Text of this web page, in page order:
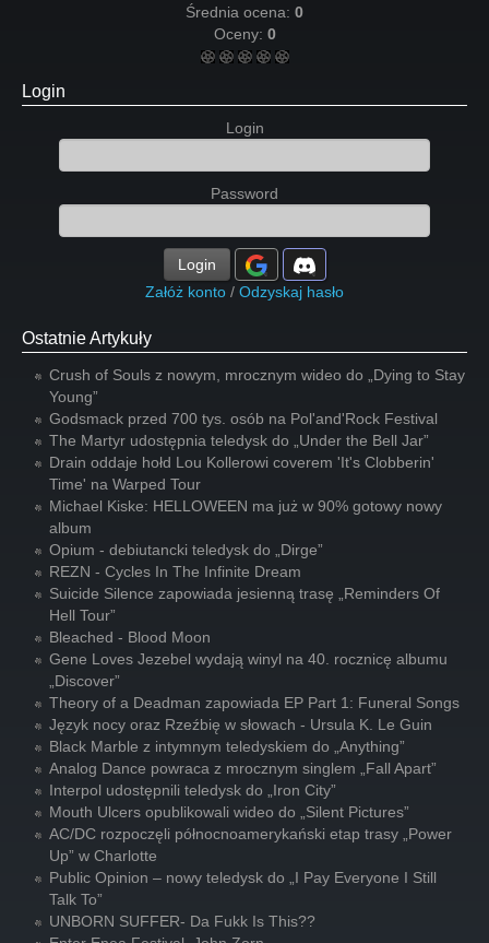
Średnia ocena: 0
Oceny: 0
Login
Login
Password
Login
Załóż konto / Odzyskaj hasło
Ostatnie Artykuły
Crush of Souls z nowym, mrocznym wideo do „Dying to Stay
Young”
Godsmack przed 700 tys. osób na Pol'and'Rock Festival
The Martyr udostępnia teledysk do „Under the Bell Jar”
Drain oddaje hołd Lou Kollerowi coverem 'It's Clobberin'
Time' na Warped Tour
Michael Kiske: HELLOWEEN ma już w 90% gotowy nowy
album
Opium - debiutancki teledysk do „Dirge”
REZN - Cycles In The Infinite Dream
Suicide Silence zapowiada jesienną trasę „Reminders Of
Hell Tour”
Bleached - Blood Moon
Gene Loves Jezebel wydają winyl na 40. rocznicę albumu
„Discover”
Theory of a Deadman zapowiada EP Part 1: Funeral Songs
Język nocy oraz Rzeźbię w słowach - Ursula K. Le Guin
Black Marble z intymnym teledyskiem do „Anything”
Analog Dance powraca z mrocznym singlem „Fall Apart”
Interpol udostępnili teledysk do „Iron City”
Mouth Ulcers opublikowali wideo do „Silent Pictures”
AC/DC rozpoczęli północnoamerykański etap trasy „Power
Up” w Charlotte
Public Opinion – nowy teledysk do „I Pay Everyone I Still
Talk To”
UNBORN SUFFER- Da Fukk Is This??